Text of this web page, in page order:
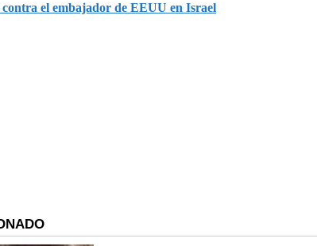
el embajador de EEUU en Israel